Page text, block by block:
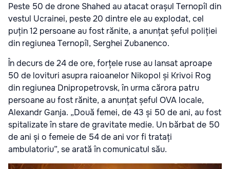
Peste 50 de drone Shahed au atacat orașul Ternopîl din
vestul Ucrainei, peste 20 dintre ele au explodat, cel
puțin 12 persoane au fost rănite, a anunțat șeful poliției
din regiunea Ternopîl, Serghei Zubanenco.
În decurs de 24 de ore, forțele ruse au lansat aproape
50 de lovituri asupra raioanelor Nikopol și Krivoi Rog
din regiunea Dnipropetrovsk, în urma cărora patru
persoane au fost rănite, a anunțat șeful OVA locale,
Alexandr Ganja. „Două femei, de 43 și 50 de ani, au fost
spitalizate în stare de gravitate medie. Un bărbat de 50
de ani și o femeie de 54 de ani vor fi tratați
ambulatoriu”, se arată în comunicatul său.